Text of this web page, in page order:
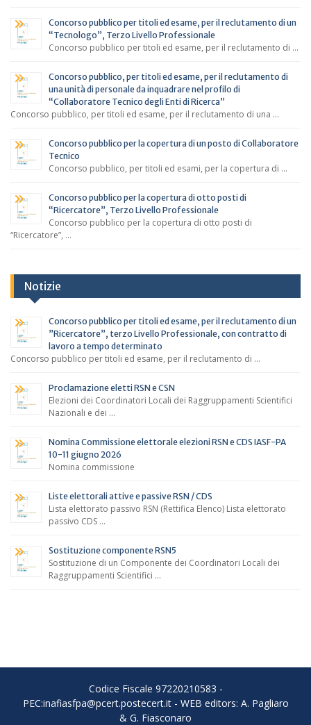
Concorso pubblico per titoli ed esame, per il reclutamento di un
“Tecnologo”, Terzo Livello Professionale
Concorso pubblico per titoli ed esame, per il reclutamento di …
Concorso pubblico, per titoli ed esame, per il reclutamento di
una unità di personale da inquadrare nel profilo di
“Collaboratore Tecnico degli Enti di Ricerca”
Concorso pubblico, per titoli ed esame, per il reclutamento di una …
Concorso pubblico per la copertura di un posto di Collaboratore
Tecnico
Concorso pubblico, per titoli ed esami, per la copertura di …
Concorso pubblico per la copertura di otto posti di
“Ricercatore”, Terzo Livello Professionale
Concorso pubblico per la copertura di otto posti di
“Ricercatore”, …
Notizie
Concorso pubblico per titoli ed esame, per il reclutamento di un
”Ricercatore”, terzo Livello Professionale, con contratto di
lavoro a tempo determinato
Concorso pubblico per titoli ed esame, per il reclutamento di …
Proclamazione eletti RSN e CSN
Elezioni dei Coordinatori Locali dei Raggruppamenti Scientifici
Nazionali e dei …
Nomina Commissione elettorale elezioni RSN e CDS IASF-PA
10-11 giugno 2026
Nomina commissione
Liste elettorali attive e passive RSN / CDS
Lista elettorato passivo RSN (Rettifica Elenco) Lista elettorato
passivo CDS …
Sostituzione componente RSN5
Sostituzione di un Componente dei Coordinatori Locali dei
Raggruppamenti Scientifici …
Codice Fiscale 97220210583 -
PEC:inafiasfpa@pcert.postecert.it - WEB editors: A. Pagliaro
& G. Fiasconaro